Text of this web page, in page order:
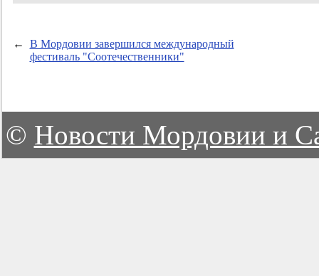
←
В Мордовии завершился международный
фестиваль "Соотечественники"
© Новости Мордовии и